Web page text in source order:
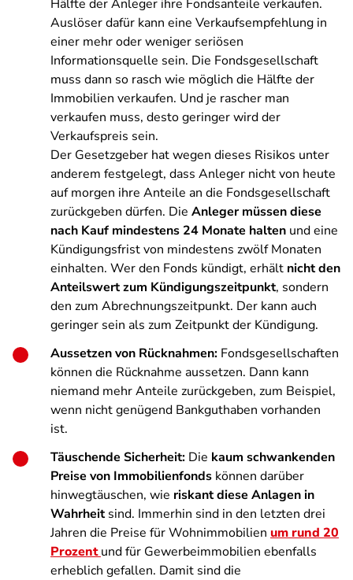
Hälfte der Anleger ihre Fondsanteile verkaufen.
Auslöser dafür kann eine Verkaufsempfehlung in
einer mehr oder weniger seriösen
Informationsquelle sein. Die Fondsgesellschaft
muss dann so rasch wie möglich die Hälfte der
Immobilien verkaufen. Und je rascher man
verkaufen muss, desto geringer wird der
Verkaufspreis sein.
Der Gesetzgeber hat wegen dieses Risikos unter
anderem festgelegt, dass Anleger nicht von heute
auf morgen ihre Anteile an die Fondsgesellschaft
zurückgeben dürfen. Die Anleger müssen diese
nach Kauf mindestens 24 Monate halten und eine
Kündigungsfrist von mindestens zwölf Monaten
einhalten. Wer den Fonds kündigt, erhält nicht den
Anteilswert zum Kündigungszeitpunkt, sondern
den zum Abrechnungszeitpunkt. Der kann auch
geringer sein als zum Zeitpunkt der Kündigung.
Aussetzen von Rücknahmen: Fondsgesellschaften
können die Rücknahme aussetzen. Dann kann
niemand mehr Anteile zurückgeben, zum Beispiel,
wenn nicht genügend Bankguthaben vorhanden
ist.
Täuschende Sicherheit: Die kaum schwankenden
Preise von Immobilienfonds können darüber
hinwegtäuschen, wie riskant diese Anlagen in
Wahrheitsind. Immerhin sind in den letzten drei
Jahren die Preise für Wohnimmobilien um rund 20
Prozentund für Gewerbeimmobilien ebenfalls
erheblich gefallen. Damit sind die